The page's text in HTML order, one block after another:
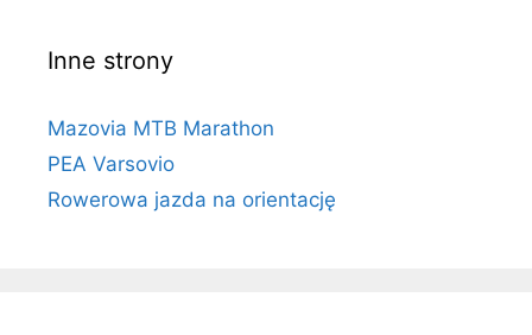
Inne strony
Mazovia MTB Marathon
PEA Varsovio
Rowerowa jazda na orientację